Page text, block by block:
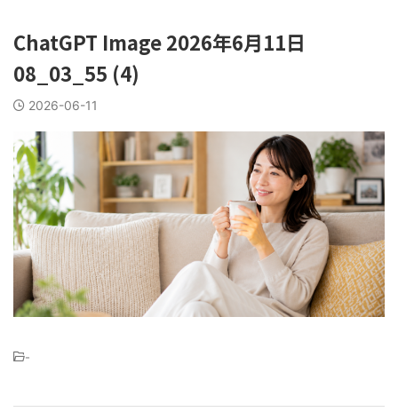
ChatGPT Image 2026年6月11日
08_03_55 (4)
2026-06-11
-